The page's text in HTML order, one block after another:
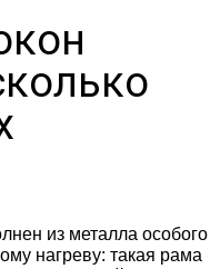
из металла особого
нагреву: такая рама